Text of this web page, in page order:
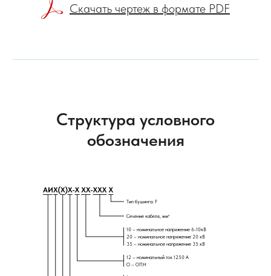
Скачать чертеж в формате PDF
Структура условного
обозначения
Тип бушинга: F
Сечение кабеля, мм²
10 – номинальное напряжение 6-10кВ
20 – номинальное напряжение 20 кВ
35 – номинальное напряжение 35 кВ
12 – номинальный ток 1250 А
О – ОПН